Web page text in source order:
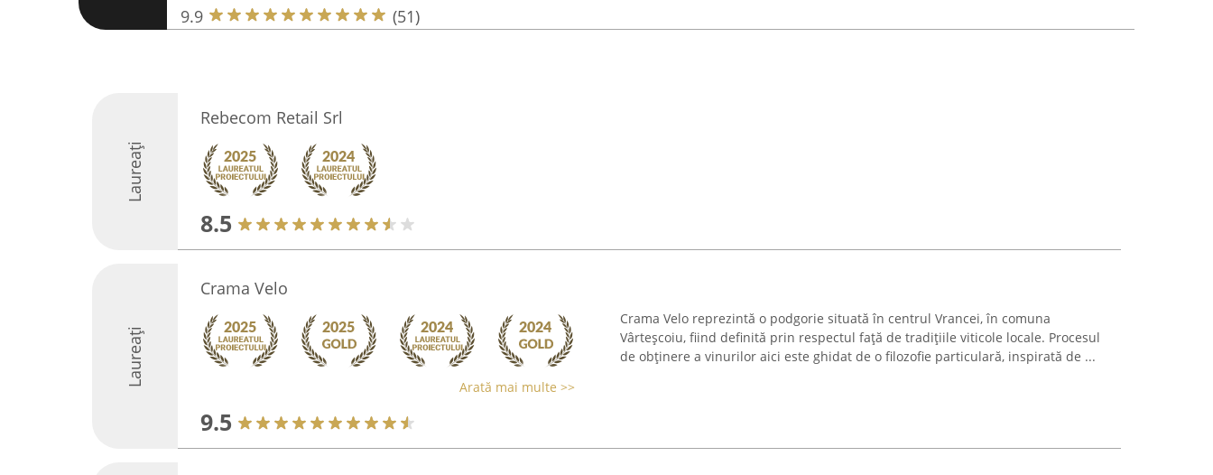
9.9 (51)
Laureați
Rebecom Retail Srl
8.5
Laureați
Crama Velo
Arată mai multe >>
9.5
Crama Velo reprezintă o podgorie situată în centrul Vrancei, în comuna
Vârteșcoiu, fiind definită prin respectul față de tradițiile viticole locale. Procesul
de obținere a vinurilor aici este ghidat de o filozofie particulară, inspirată de ...